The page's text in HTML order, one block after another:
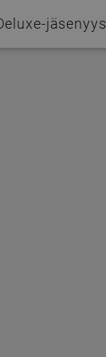
jäsenyys